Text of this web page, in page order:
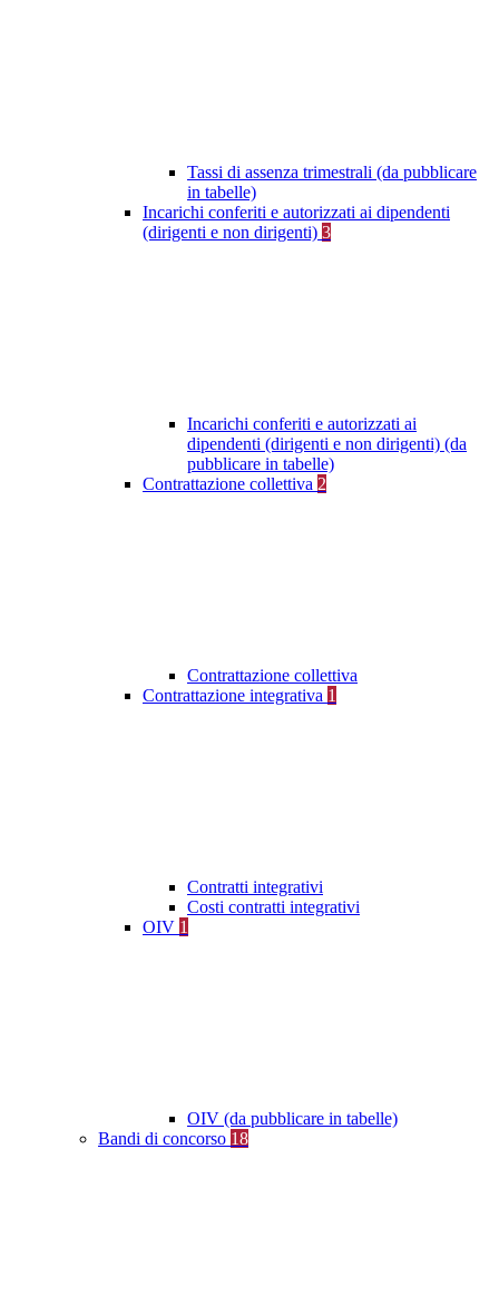
Tassi di assenza trimestrali (da pubblicare
in tabelle)
Incarichi conferiti e autorizzati ai dipendenti
(dirigenti e non dirigenti) 3
Incarichi conferiti e autorizzati ai
dipendenti (dirigenti e non dirigenti) (da
pubblicare in tabelle)
Contrattazione collettiva 2
Contrattazione collettiva
Contrattazione integrativa 1
Contratti integrativi
Costi contratti integrativi
OIV 1
OIV (da pubblicare in tabelle)
Bandi di concorso 18